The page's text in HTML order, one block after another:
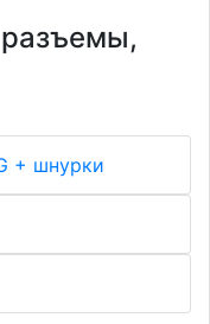
разъемы,
+ шнурки